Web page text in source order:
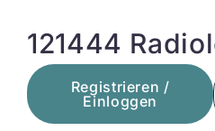
121444
Registrieren /
Einloggen